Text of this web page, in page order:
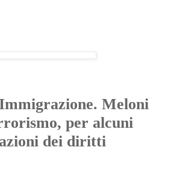
Meloni
per alcuni
dei diritti